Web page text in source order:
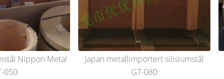
Nippon Metal
050
Japan metallimportert silisiumstål
GT-080